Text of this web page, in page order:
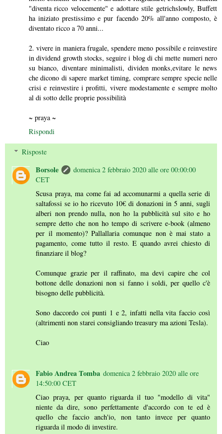
"diventa ricco velocemente" e adottare stile getrichslowly, Buffett
ha iniziato prestissimo e pur facendo 20% all'anno composto, è
diventato ricco a 70 anni...
2. vivere in maniera frugale, spendere meno possibile e reinvestire
in dividend growth stocks, seguire i blog di chi mette numeri nero
su bianco, diventare minimalisti, dividen monks,evitare le news
che dicono di sapere market timing, comprare sempre specie nelle
crisi e reinvestire i profitti, vivere modestamente e sempre molto
al di sotto delle proprie possibilità
~ praya ~
Rispondi
Risposte
Borsole
domenica 2 febbraio 2020 alle ore 00:00:00
CET
Scusa praya, ma come fai ad accomunarmi a quella serie di
saltafossi se io ho ricevuto 10€ di donazioni in 5 anni, sugli
alberi non prendo nulla, non ho la pubblicità sul sito e ho
sempre detto che non ho tempo di scrivere e-book (almeno
per il momento)? Pallallaria comunque non è mai stato a
pagamento, come tutto il resto. E quando avrei chiesto di
finanziare il blog?
Comunque grazie per il raffinato, ma devi capire che col
bottone delle donazioni non si fanno i soldi, per quello c'è
bisogno delle pubblicità.
Sono daccordo coi punti 1 e 2, infatti nella vita faccio così
(altrimenti non starei consigliando treasury ma azioni Tesla).
Ciao
Fabio Andrea Tomba domenica 2 febbraio 2020 alle ore
14:50:00 CET
Ciao praya, per quanto riguarda il tuo "modello di vita"
niente da dire, sono perfettamente d'accordo con te ed è
quello che faccio anch'io, non tanto invece per quanto
riguarda il modo di investire.